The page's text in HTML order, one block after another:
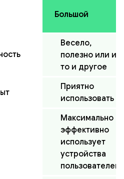
Большой
Весело,
полезно или и
то и другое
Приятно
использовать
Максимально
эффективно
использует
устройства
пользователей